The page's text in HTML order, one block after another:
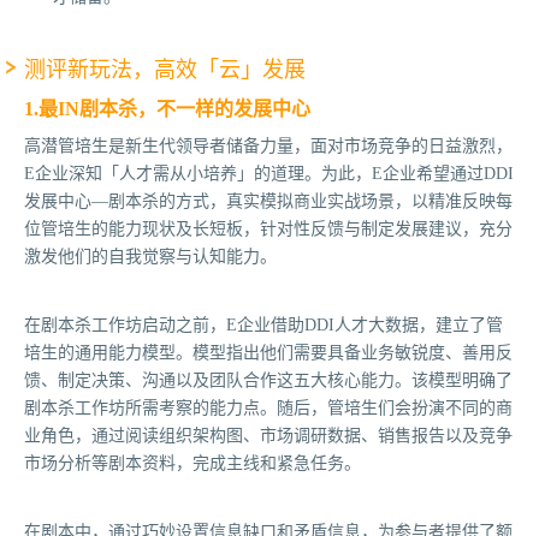
测评新玩法，高效「云」发展
1.最IN剧本杀，不一样的发展中心
高潜管培生是新生代领导者储备力量，面对市场竞争的日益激烈，
E企业深知「人才需从小培养」的道理。为此，E企业希望通过DDI
发展中心—剧本杀的方式，真实模拟商业实战场景，以精准反映每
位管培生的能力现状及长短板，针对性反馈与制定发展建议，充分
激发他们的自我觉察与认知能力。
在剧本杀工作坊启动之前，E企业借助DDI人才大数据，建立了管
培生的通用能力模型。模型指出他们需要具备业务敏锐度、善用反
馈、制定决策、沟通以及团队合作这五大核心能力。该模型明确了
剧本杀工作坊所需考察的能力点。随后，管培生们会扮演不同的商
业角色，通过阅读组织架构图、市场调研数据、销售报告以及竞争
市场分析等剧本资料，完成主线和紧急任务。
在剧本中，通过巧妙设置信息缺口和矛盾信息，为参与者提供了额